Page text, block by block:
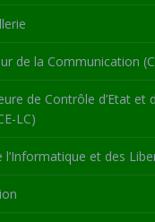
de la Communication
de Contrôle d’Etat et
LC)
et des